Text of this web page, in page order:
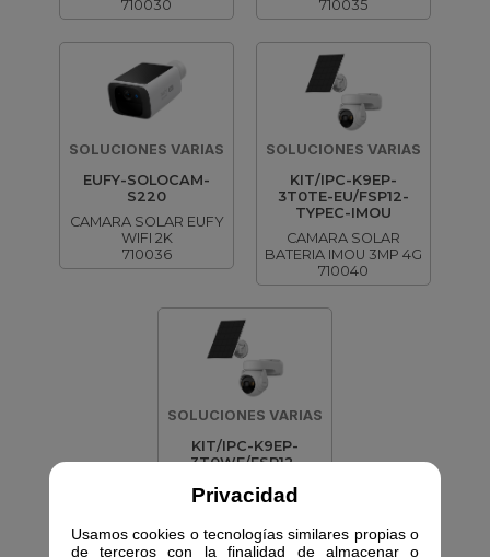
Privacidad
Usamos cookies o tecnologías similares propias o
de terceros con la finalidad de almacenar o
710030
710035
SOLUCIONES VARIAS
EUFY-SOLOCAM-
S220
CAMARA SOLAR EUFY
WIFI 2K
710036
SOLUCIONES VARIAS
KIT/IPC-K9EP-
3T0TE-EU/FSP12-
TYPEC-IMOU
CAMARA SOLAR
BATERIA IMOU 3MP 4G
710040
SOLUCIONES VARIAS
KIT/IPC-K9EP-
3T0WE/FSP12-
CAMARA SOLAR IMOU
710050